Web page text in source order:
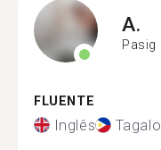
A.
Pasig
FLUENTE
Inglês Tagalo